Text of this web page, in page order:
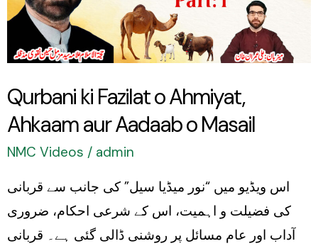
Qurbani ki Fazilat o Ahmiyat,
Ahkaam aur Aadaab o Masail
NMC Videos / admin
اس ویڈیو میں “نور میڈیا سیل” کی جانب سے قربانی
کی فضیلت و اہمیت، اس کے شرعی احکام، ضروری
آداب اور عام مسائل پر روشنی ڈالی گئی ہے۔ قربانی
Ahkaam
aur
o
Masail